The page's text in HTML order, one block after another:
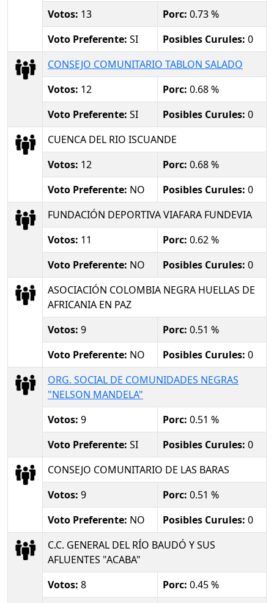
Votos: 13 Porc: 0.73 %
Voto Preferente: SI Posibles Curules: 0
CONSEJO COMUNITARIO TABLON SALADO
Votos: 12 Porc: 0.68 %
Voto Preferente: SI Posibles Curules: 0
CUENCA DEL RIO ISCUANDE
Votos: 12 Porc: 0.68 %
Voto Preferente: NO Posibles Curules: 0
FUNDACIÓN DEPORTIVA VIAFARA FUNDEVIA
Votos: 11 Porc: 0.62 %
Voto Preferente: NO Posibles Curules: 0
ASOCIACIÓN COLOMBIA NEGRA HUELLAS DE
AFRICANIA EN PAZ
Votos: 9 Porc: 0.51 %
Voto Preferente: NO Posibles Curules: 0
ORG. SOCIAL DE COMUNIDADES NEGRAS
"NELSON MANDELA"
Votos: 9 Porc: 0.51 %
Voto Preferente: SI Posibles Curules: 0
CONSEJO COMUNITARIO DE LAS BARAS
Votos: 9 Porc: 0.51 %
Voto Preferente: NO Posibles Curules: 0
C.C. GENERAL DEL RÍO BAUDÓ Y SUS
AFLUENTES "ACABA"
Votos: 8 Porc: 0.45 %